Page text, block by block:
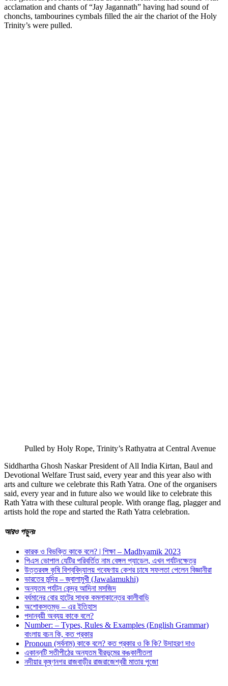
acclamation and chants of “Jay Jagannath” having had sound of
chonchs, tambourines cymbals filled the air the chariot of the Holy
Trinity’s were pulled.
Pulled by Holy Rope, Trinity’s Rathyatra at Central Avenue
Siddhartha Ghosh Naskar President of All India Kirtan, Baul and
Devotional Welfare Trust said, every year and this year also with
arts and culture we celebrate this Rath Yatra. One of the organisers
said, every year and in future also we would like to celebrate this
Rath Yatra with these cultural people. With orange flag, plagger and
artists hold the rope and started the Rath Yatra celebration.
আরও পড়ুনঃ
কারক ও বিভক্তি কাকে বলে? | শিক্ষা – Madhyamik 2023
পিএস ভোপাল যেটির পরিবর্তিত নাম বেঙ্গল প্যাডেল, এখন পর্যটনক্ষেত্র
উত্তরবঙ্গ কৃষি বিশ্ববিদ্যালয় গবেষণায় কেশর চাষে সফলতা পেলেন বিজ্ঞানীরা
ভারতের মন্দির – জ্বালামুখী (Jawalamukhi)
অন্যতম পর্যটন কেন্দ্র আদিনা মসজিদ
বর্ধমানের বোর হাটের সাধক কমলাকান্তের কালীবাড়ি
অশােকস্তম্ভ – এর ইতিহাস
পদান্বয়ী অব্যয় কাকে বলে?
Number: – Types, Rules & Examples (English Grammar)
বাংলায় বচন কি, কত প্রকার
Pronoun (সর্বনাম) কাকে বলে? কত প্রকার ও কি কি? উদাহরণ দাও
একান্নটি সতীপীঠের অন্যতম বীরভূমের কঙ্কালীতলা
নদীয়ার কৃষ্ণনগর রাজবাড়ীর রাজরাজেশ্বরী মাতার পুজো